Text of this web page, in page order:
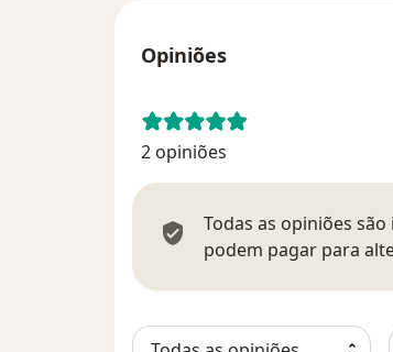
Opiniões
2 opiniões
Todas as opiniões
podem pagar para